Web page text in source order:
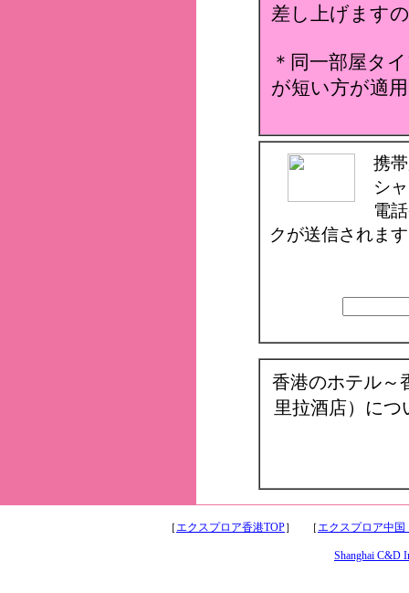
差し上げます
＊同一部屋タ
が短い方が適
携
シ
電
クが送信されま
香港のホテル～
里拉酒店）に
［エクスプロア香港TOP］ ［エクスプロア中国
Shanghai C&D